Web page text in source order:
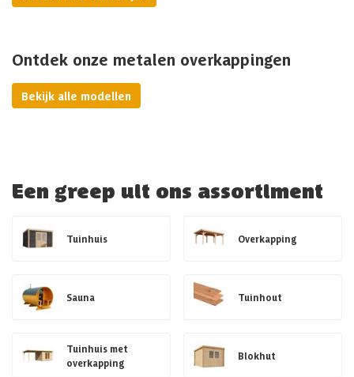
Ontdek onze metalen overkappingen
Bekijk alle modellen
Een greep uit ons assortiment
Tuinhuis Overkapping
Sauna Tuinhout
Tuinhuis met
overkapping
Blokhut